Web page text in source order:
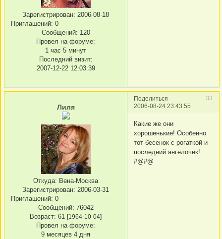
Зарегистрирован: 2006-08-18
Приглашений: 0
Сообщений: 120
Провел на форуме:
1 час 5 минут
Последний визит:
2007-12-22 12:03:39
Поделиться
33
2006-08-24 23:43:55
Лиля
Откуда: Вена-Москва
Зарегистрирован: 2006-03-31
Приглашений: 0
Сообщений: 76042
Возраст: 61 [1964-10-04]
Провел на форуме:
9 месяцев 4 дня
Какие же они
хорошенькие! Особенно
тот бесенок с рогаткой и
последний ангелочек!
#@#@